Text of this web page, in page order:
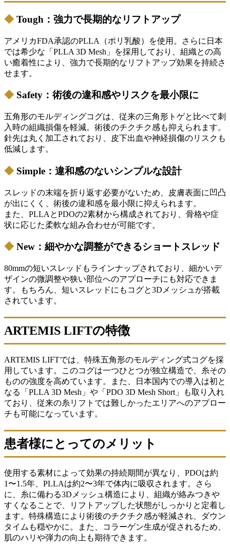
◆ Tough：強力で長期的なリフトアップ
アメリカFDA承認のPLLA（ポリ乳酸）を使用。さらに日本
では希少な「PLLA 3D Mesh」を採用しており、組織との高
い癒着性により、強力で長期的なリフトアップ効果を持続さ
せます。
◆ Safety：術後の違和感やリスクを最小限に
五角形のモルディングコグは、従来の三角形トゲと比べて刺
入時の組織損傷を軽減。術後のチクチク感も抑えられます。
針先は丸く加工されており、皮下出血や神経損傷のリスクも
低減します。
◆ Simple：違和感のないシンプルな設計
スレッドの末端を折り返す必要がないため、皮膚表面に凹凸
が出にくく、術後の違和感を最小限に抑えられます。
また、PLLAとPDOの2素材から構成されており、骨格や症
状に応じた柔軟な組み合わせが可能です。
◆ New：細やかな調整ができるショートスレッド
80mmの短いスレッドもラインナップされており、細かいデ
ザインの微調整や狭い部位へのアプローチにも対応できま
す。もちろん、短いスレッドにもコグと3Dメッシュが搭載
されています。
ARTEMIS LIFTの特徴
ARTEMIS LIFTでは、特殊五角形のモルディング式コグを採
用しています。このコグは一つひとつが独立構造で、糸その
ものの強度を高めています。また、日本国内での導入は初と
なる「PLLA 3D Mesh」や「PDO 3D Mesh Short」も取り入れ
ており、従来の糸リフトでは難しかったエリアへのアプロー
チも可能になっています。
患者様にとってのメリット
使用する素材によって効果の持続期間が異なり、PDOは約
1〜1.5年、PLLAは約2〜3年で体内に吸収されます。さら
に、糸に備わる3Dメッシュ構造により、組織が絡みつきや
すくなることで、リフトアップした状態がしっかりと定着し
ます。特殊構造により術後のチクチク感が軽減され、ダウン
タイムも穏やかに。また、コラーゲン生成が促されるため、
肌のハリや弾力の向上も期待できます。